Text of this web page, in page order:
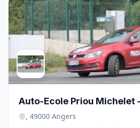
Auto-Ecole Priou Michelet
, 49000 Angers